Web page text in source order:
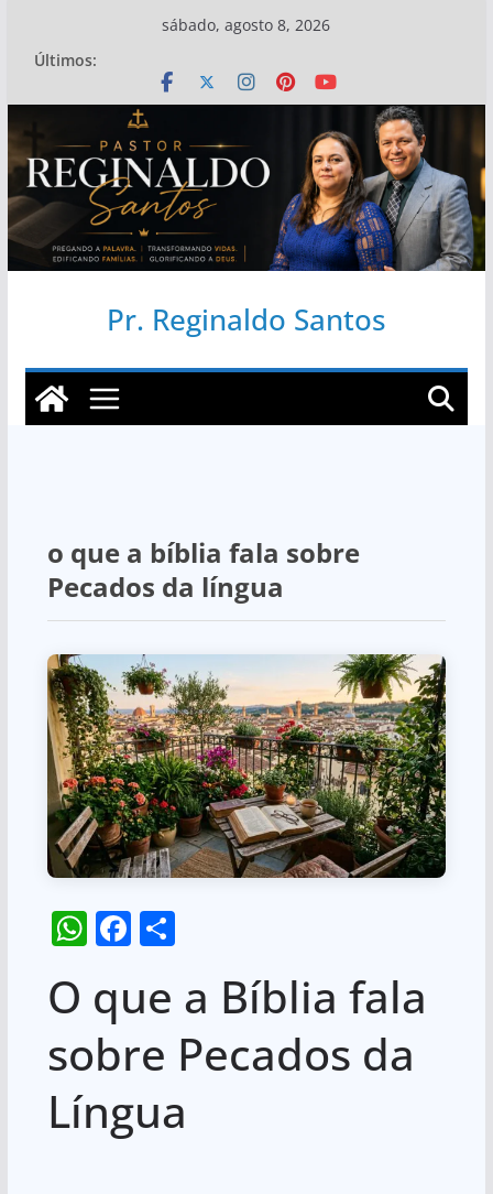
conteúdo
sábado, agosto 8, 2026
Últimos:
Pr. Reginaldo Santos
o que a bíblia fala sobre
Pecados da língua
W
h
at
s
A
p
p
F
a
c
b
o
o
S
ar
e
O que a Bíblia fala
sobre Pecados da
Língua